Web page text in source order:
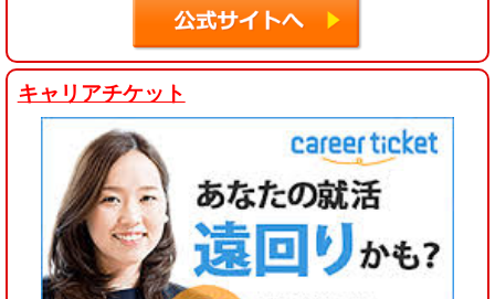
キャリアチケット